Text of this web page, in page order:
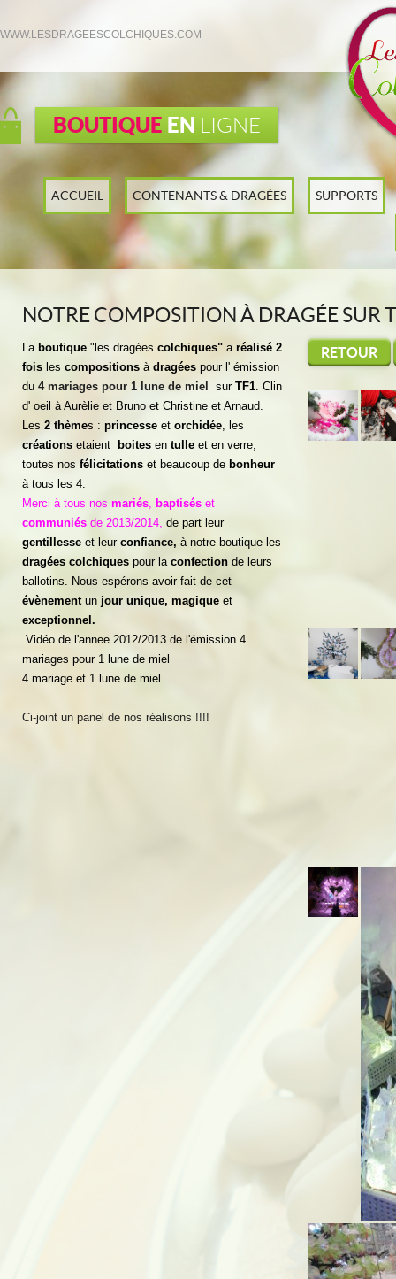
WWW.LESDRAGEESCOLCHIQUES.COM
BOUTIQUE EN LIGNE
ACCUEIL CONTENANTS & DRAGÉES SUPPORTS
NOTRE COMPOSITION À DRAGÉE SUR
RETOUR
La boutique"les dragées colchiques"a réalisé 2
foisles compositions à dragéespour l' émission
du 4 mariages pour 1 lune de miel sur TF1. Clin
d' oeil à Aurèlie et Bruno et Christine et Arnaud.
Les 2 thèmes : princesseet orchidée, les
créationsetaient boitesen tulleet en verre,
toutes nos félicitationset beaucoup de bonheur
à tous les 4.
Merci à tous nos mariés, baptiséset
communiésde 2013/2014, de part leur
gentillesseet leur confiance, à notre boutique les
dragées colchiquespour la confectionde leurs
ballotins. Nous espérons avoir fait de cet
évènementun jour unique, magiqueet
exceptionnel.
Vidéo de l'annee 2012/2013 de l'émission 4
mariages pour 1 lune de miel
4 mariage et 1 lune de miel
Ci-joint un panel de nos réalisons !!!!